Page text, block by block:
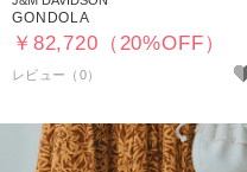
GONDOLA
￥82,720（20%OFF）